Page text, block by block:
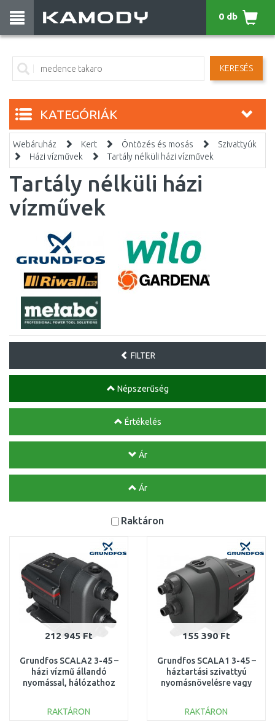
KERESÉS
0 db
KATEGÓRIÁK
Webáruház Kert Öntözés és mosás
Szivattyúk
Házi vízművek
Tartály nélküli házi vízművek
Tartály nélküli házi
vízművek
FILTER
Népszerűség
Értékelés
Ár
Ár
Raktáron
212 945 Ft
Grundfos SCALA2 3-45 –
házi vízmű állandó
nyomással, hálózathoz
RAKTÁRON
155 390 Ft
Grundfos SCALA1 3-45 –
háztartási szivattyú
nyomásnövelésre vagy
99530405
RAKTÁRON